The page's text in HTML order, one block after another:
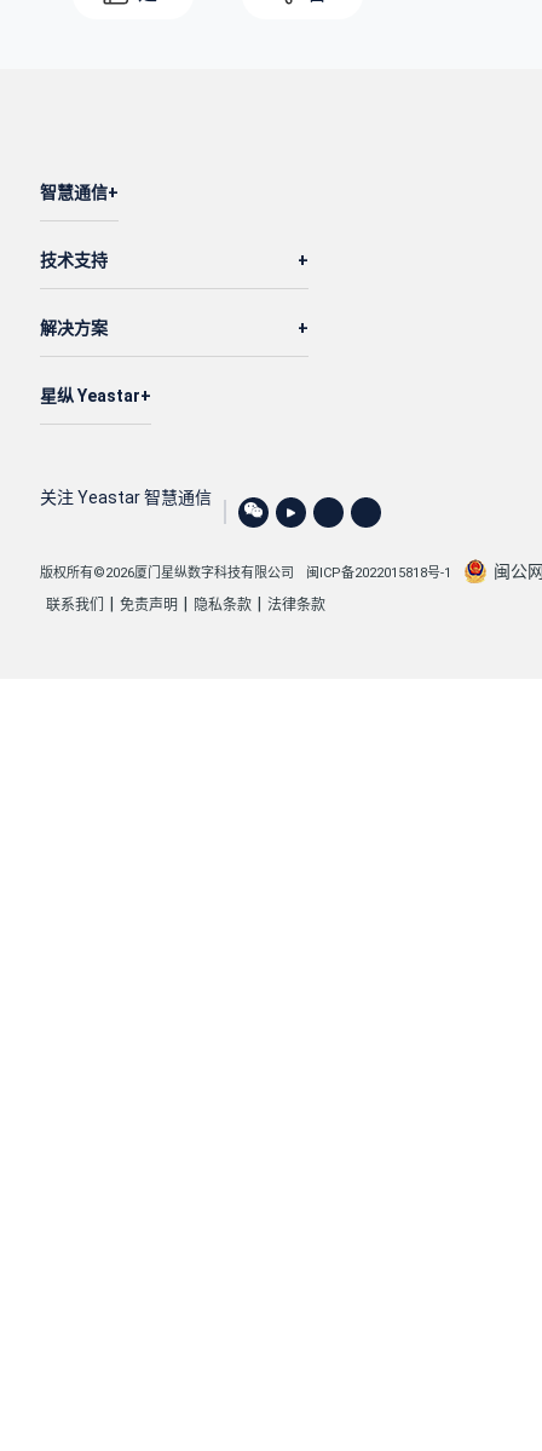
智慧通信
技术支持
解决方案
星纵 Yeastar
关注 Yeastar 智慧通信
版权所有©2026厦门星纵数字科技有限公司 闽ICP备2022015818号-1 闽公
联系我们 | 免责声明 | 隐私条款 | 法律条款